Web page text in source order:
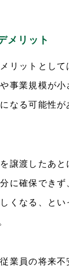
メリット
リットとして
事業規模が
なる可能性が
譲渡したあと
に確保できず
くなる、とい
業員の将来不